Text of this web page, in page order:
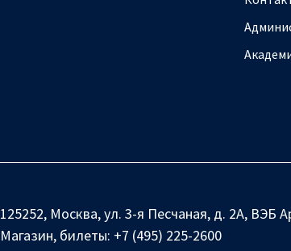
125252, Москва, ул. 3-я Песчаная, д. 2А, ВЭБ
Магазин, билеты: +7 (495) 225-2600